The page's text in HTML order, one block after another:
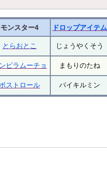
モンスター4 ドロップアイテム
とらおとこ じょうやくそう
ビラムーチョ まもりのたね
ボストロール バイキルミン